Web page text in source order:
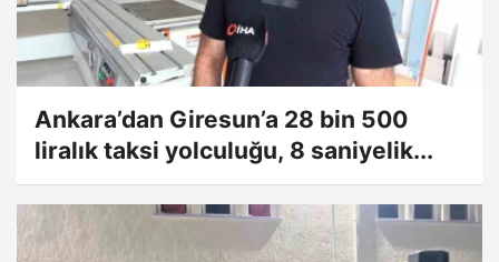
Ankara’dan Giresun’a 28 bin 500
liralık taksi yolculuğu, 8 saniyelik...